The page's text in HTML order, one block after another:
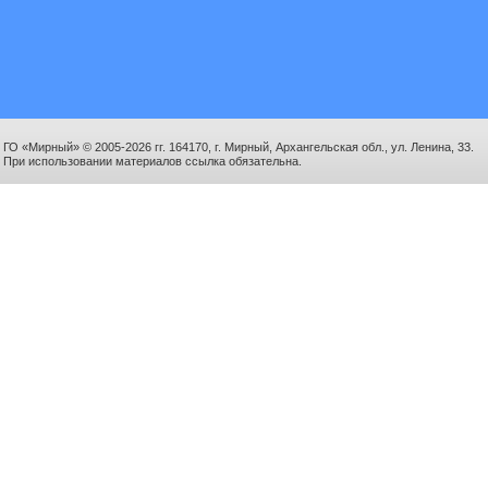
ГО «Мирный» © 2005-2026 гг. 164170, г. Мирный, Архангельская обл., ул. Ленина, 33.
При использовании материалов ссылка обязательна.